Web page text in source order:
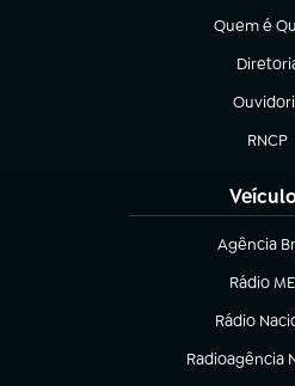
Quem é
(abre em
(abre
(abre
RNCP
(abre
Agência
(abre em
Rádio
(abre em
Rádio
Radioagência
(abre em nova